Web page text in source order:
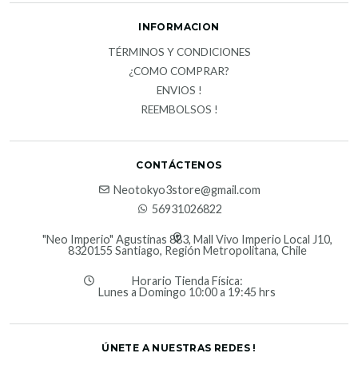
INFORMACION
TÉRMINOS Y CONDICIONES
¿COMO COMPRAR?
ENVIOS !
REEMBOLSOS !
CONTÁCTENOS
Neotokyo3store@gmail.com
56931026822
"Neo Imperio" Agustinas 883, Mall Vivo Imperio Local J10,
8320155 Santiago, Región Metropolitana, Chile
Horario Tienda Física:
Lunes a Domingo 10:00 a 19:45 hrs
ÚNETE A NUESTRAS REDES !